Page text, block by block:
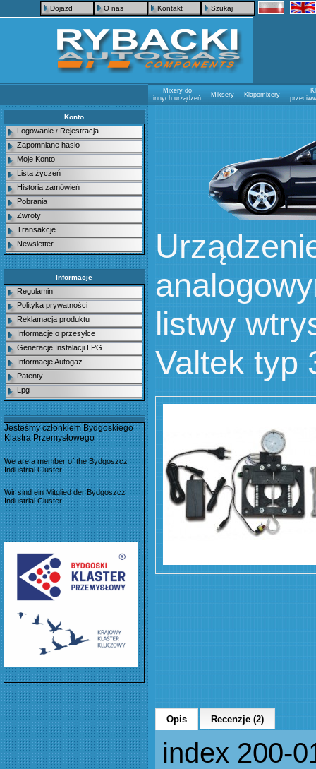
Szukaj
Kontakt
O nas
Dojazd
Mixery do
innych urządzeń
Miksery Klapomixery
Konto
Logowanie / Rejestracja
Zapomniane hasło
Moje Konto
Lista życzeń
Historia zamówień
Pobrania
Zwroty
Transakcje
Newsletter
Informacje
Regulamin
Polityka prywatności
Reklamacja produktu
Informacje o przesyłce
Generacje Instalacji LPG
Informacje Autogaz
Patenty
Lpg
Jesteśmy członkiem Bydgoskiego
Klastra Przemysłowego
We are a member of the Bydgoszcz
Industrial Cluster
Wir sind ein Mitglied der Bydgoszcz
Industrial Cluster
listwy
Valtek typ
Opis Recenzje (2)
index 200-